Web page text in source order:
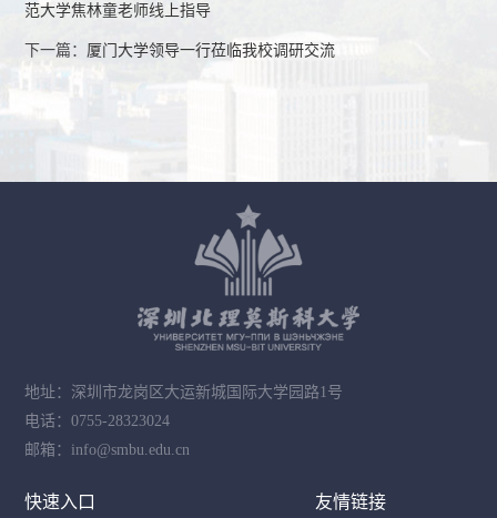
范大学焦林童老师线上指导
下一篇： 厦门大学领导一行莅临我校调研交流
地址：深圳市龙岗区大运新城国际大学园路1号
电话：0755-28323024
邮箱：info@smbu.edu.cn
快速入口 友情链接